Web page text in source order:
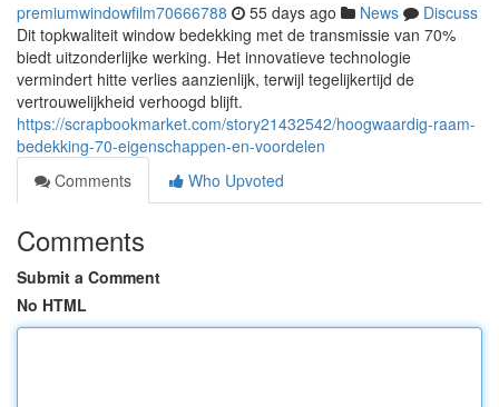
premiumwindowfilm70666788 55 days ago News
Discuss
Dit topkwaliteit window bedekking met de transmissie van 70%
biedt uitzonderlijke werking. Het innovatieve technologie
vermindert hitte verlies aanzienlijk, terwijl tegelijkertijd de
vertrouwelijkheid verhoogd blijft.
https://scrapbookmarket.com/story21432542/hoogwaardig-raam-
bedekking-70-eigenschappen-en-voordelen
Comments
Who Upvoted
Comments
Submit a Comment
No HTML